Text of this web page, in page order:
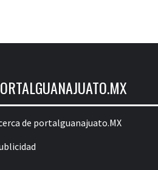
de portalguanajuato.MX